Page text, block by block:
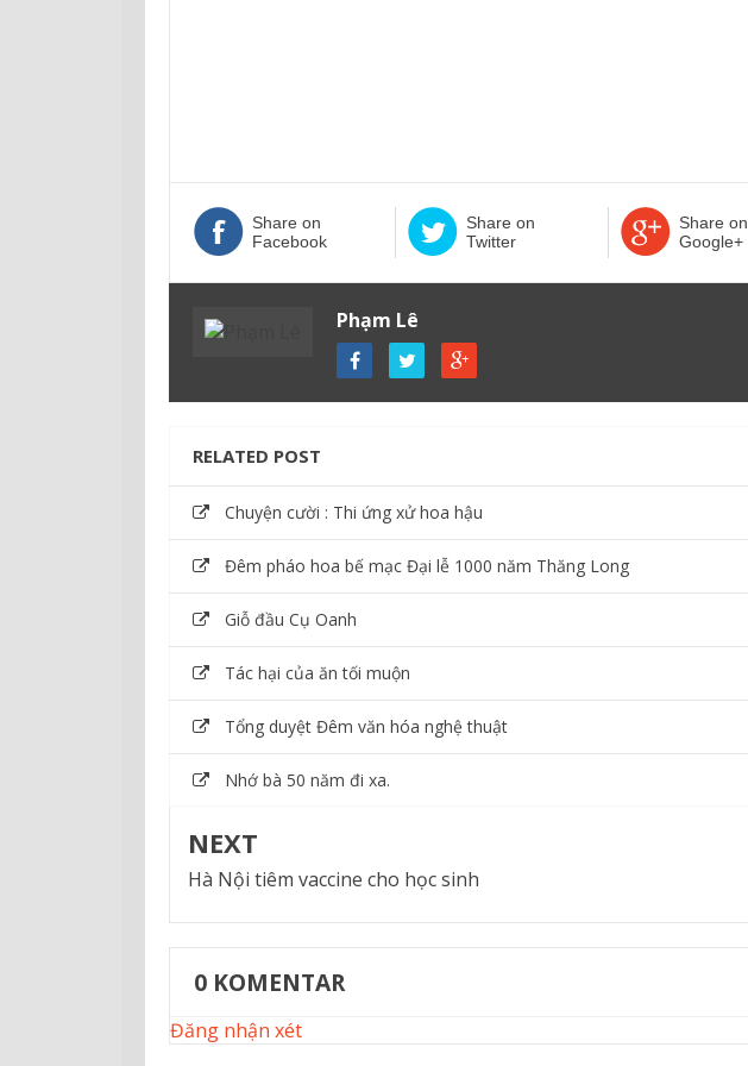
Share on
Facebook
Share on
Twitter
Share on
Google+
Phạm Lê
RELATED POST
Chuyện cười : Thi ứng xử hoa hậu
Đêm pháo hoa bế mạc Đại lễ 1000 năm Thăng Long
Giỗ đầu Cụ Oanh
Tác hại của ăn tối muộn
Tổng duyệt Đêm văn hóa nghệ thuật
Nhớ bà 50 năm đi xa.
NEXT
Hà Nội tiêm vaccine cho học sinh
0 KOMENTAR
Đăng nhận xét